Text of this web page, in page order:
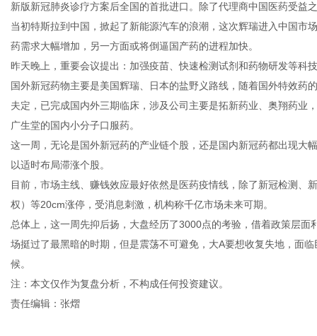
新版新冠肺炎诊疗方案后全国的首批进口。除了代理商中国医药受益
当初特斯拉到中国，掀起了新能源汽车的浪潮，这次辉瑞进入中国市
药需求大幅增加，另一方面或将倒逼国产药的进程加快。
昨天晚上，重要会议提出：加强疫苗、快速检测试剂和药物研发等科
国外新冠药物主要是美国辉瑞、日本的盐野义路线，随着国外特效药
夫定，已完成国内外三期临床，涉及公司主要是拓新药业、奥翔药业
广生堂的国内小分子口服药。
这一周，无论是国外新冠药的产业链个股，还是国内新冠药都出现大
以适时布局滞涨个股。
目前，市场主线、赚钱效应最好依然是医药疫情线，除了新冠检测、
权）等20cm涨停，受消息刺激，机构称千亿市场未来可期。
总体上，这一周先抑后扬，大盘经历了3000点的考验，借着政策层
场挺过了最黑暗的时期，但是震荡不可避免，大A要想收复失地，面
候。
注：本文仅作为复盘分析，不构成任何投资建议。
责任编辑：张熠